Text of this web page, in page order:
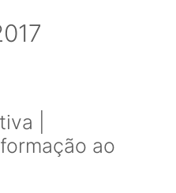
|
ao